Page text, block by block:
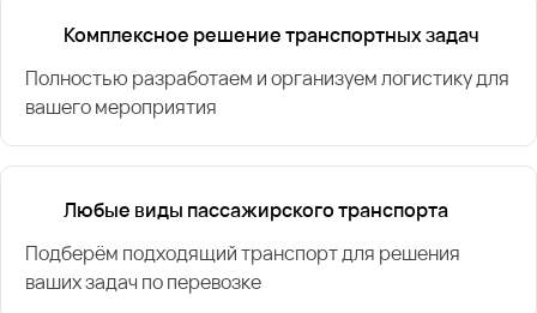
Комплексное решение транспортных задач
Полностью разработаем и организуем логистику для
вашего мероприятия
Любые виды пассажирского транспорта
Подберём подходящий транспорт для решения
ваших задач по перевозке